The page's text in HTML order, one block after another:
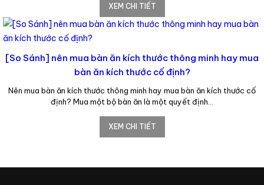
XEM CHI TIẾT
[So Sánh] nên mua bàn ăn kích thước thông minh hay mua
bàn ăn kích thước cố định?
Nên mua bàn ăn kích thước thông minh hay mua bàn ăn kích thước cố
định? Mua một bộ bàn ăn là một quyết định…
XEM CHI TIẾT